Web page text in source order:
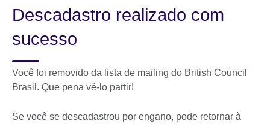
language
Descadastro realizado com
sucesso
Você foi removido da lista de mailing do British Council
Brasil. Que pena vê-lo partir!
Se você se descadastrou por engano, pode retornar à